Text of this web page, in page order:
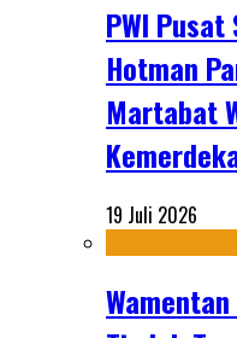
PWI
Hotman
Martabat
19 Juli 2026